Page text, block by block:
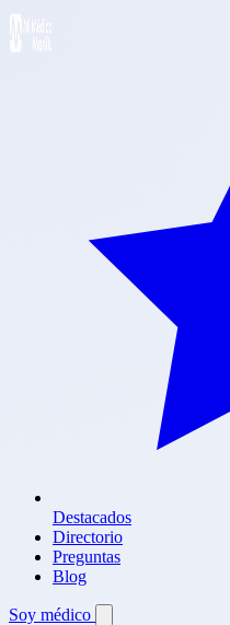
Destacados
Directorio
Preguntas
Blog
Soy médico